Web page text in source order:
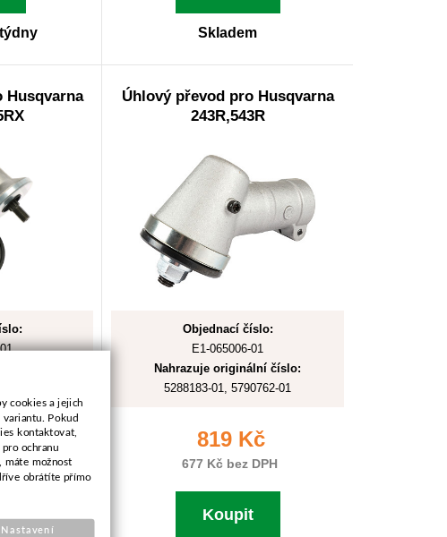
Skladem
Husqvarna
Úhlový převod pro Husqvarna
243R,543R
Objednací číslo:
E1-065006-01
Nahrazuje originální číslo:
5288183-01, 5790762-01
819 Kč
677 Kč bez DPH
Koupit
cookies a jejich
variantu. Pokud
kontaktovat,
ochranu
máte možnost
obrátíte přímo
Nastavení